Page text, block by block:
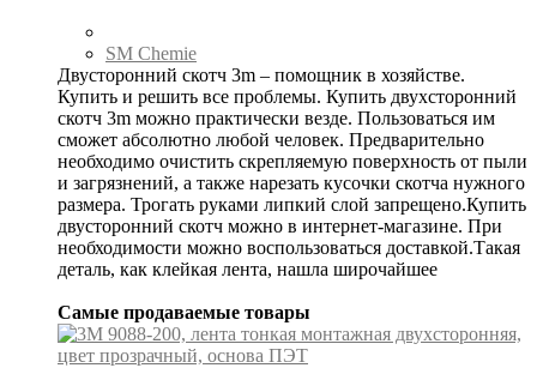
SM Chemie
Двусторонний скотч 3m – помощник в хозяйстве.
Купить и решить все проблемы. Купить двухсторонний
скотч 3m можно практически везде. Пользоваться им
сможет абсолютно любой человек. Предварительно
необходимо очистить скрепляемую поверхность от пыли
и загрязнений, а также нарезать кусочки скотча нужного
размера. Трогать руками липкий слой запрещено.Купить
двусторонний скотч можно в интернет-магазине. При
необходимости можно воспользоваться доставкой.Такая
деталь, как клейкая лента, нашла широчайшее
Самые продаваемые товары